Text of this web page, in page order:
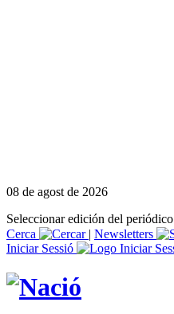
08 de agost de 2026
Seleccionar edición del periódico
Cerca
| Newsletters
Iniciar Sessió